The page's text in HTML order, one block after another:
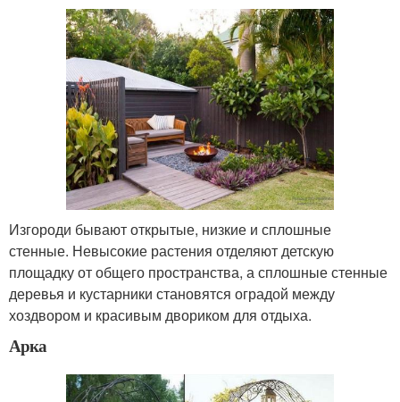
Изгороди бывают открытые, низкие и сплошные
стенные. Невысокие растения отделяют детскую
площадку от общего пространства, а сплошные стенные
деревья и кустарники становятся оградой между
хоздвором и красивым двориком для отдыха.
Арка